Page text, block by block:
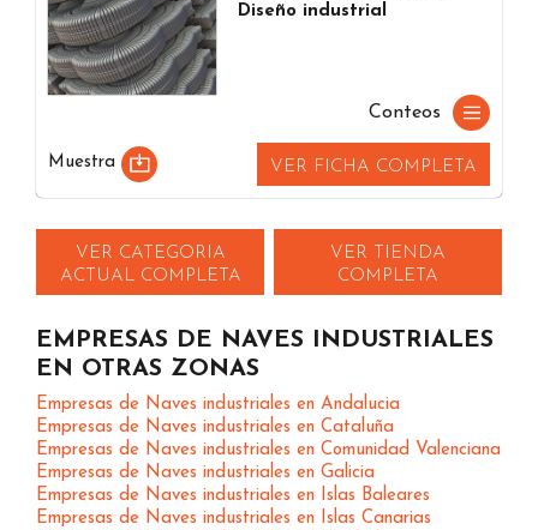
Diseño industrial
Conteos
Muestra VER FICHA COMPLETA
VER CATEGORIA
ACTUAL COMPLETA
VER TIENDA
COMPLETA
EMPRESAS DE NAVES INDUSTRIALES
EN OTRAS ZONAS
Empresas de Naves industriales en Andalucia
Empresas de Naves industriales en Cataluña
Empresas de Naves industriales en Comunidad Valenciana
Empresas de Naves industriales en Galicia
Empresas de Naves industriales en Islas Baleares
Empresas de Naves industriales en Islas Canarias